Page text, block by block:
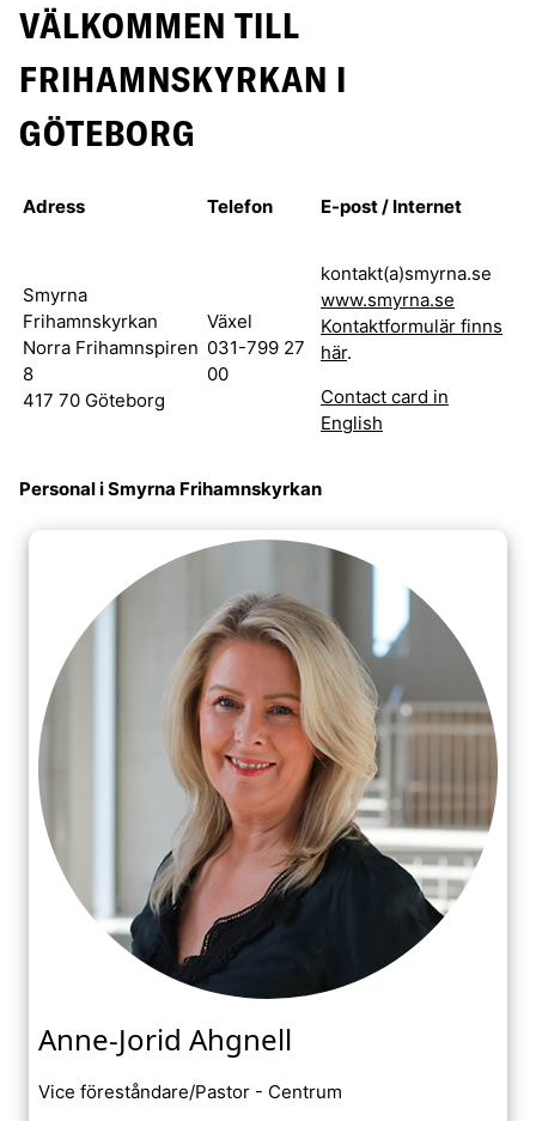
VÄLKOMMEN TILL
FRIHAMNSKYRKAN I
GÖTEBORG
Adress Telefon E-post / Internet
Smyrna
Frihamnskyrkan
Norra Frihamnspiren
8
417 70 Göteborg
Växel
031-799 27
00
kontakt(a)smyrna.se
www.smyrna.se
Kontaktformulär finns
här.
Contact card in
English
Personal i Smyrna Frihamnskyrkan
Anne-Jorid Ahgnell
Vice föreståndare/Pastor - Centrum